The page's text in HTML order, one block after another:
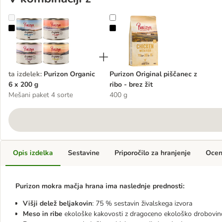
Purizon Organic 6 x 200 g
ta izdelek: Purizon Organic
6 x 200 g
Mešani paket 4 sorte
Purizon Original piščanec z ribo -
Purizon Original piščanec z
ribo - brez žit
400 g
Opis izdelka
Purizon mokra mačja hrana ima naslednje prednosti:
Višji delež beljakovin: 75 % sestavin živalskega izvora
Meso in ribe ekološke kakovosti z dragoceno ekološko
Sestavine Priporočilo za hranjenje